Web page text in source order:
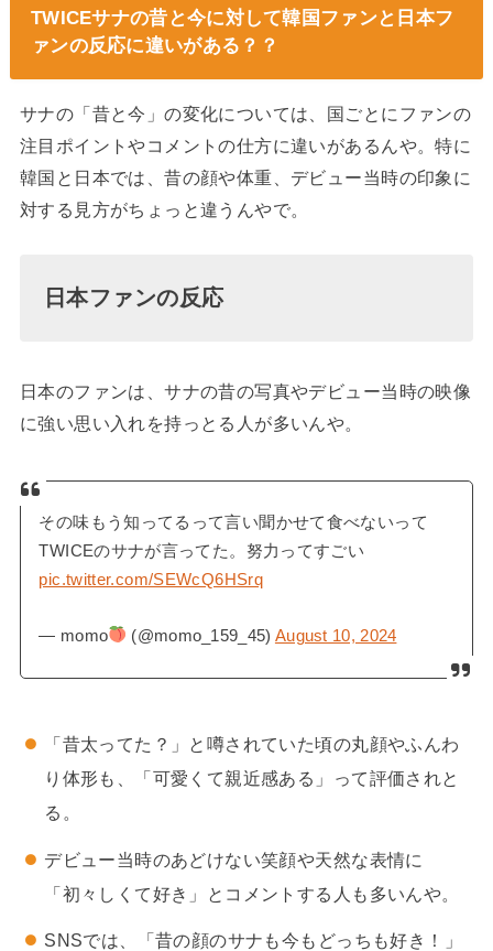
TWICEサナの昔と今に対して韓国ファンと日本フ
ァンの反応に違いがある？？
サナの「昔と今」の変化については、国ごとにファンの
注目ポイントやコメントの仕方に違いがあるんや。特に
韓国と日本では、昔の顔や体重、デビュー当時の印象に
対する見方がちょっと違うんやで。
日本ファンの反応
日本のファンは、サナの昔の写真やデビュー当時の映像
に強い思い入れを持っとる人が多いんや。
その味もう知ってるって言い聞かせて食べないって
TWICEのサナが言ってた。努力ってすごい
pic.twitter.com/SEWcQ6HSrq
— momo (@momo_159_45) August 10, 2024
「昔太ってた？」と噂されていた頃の丸顔やふんわ
り体形も、「可愛くて親近感ある」って評価されと
る。
デビュー当時のあどけない笑顔や天然な表情に
「初々しくて好き」とコメントする人も多いんや。
SNSでは、「昔の顔のサナも今もどっちも好き！」